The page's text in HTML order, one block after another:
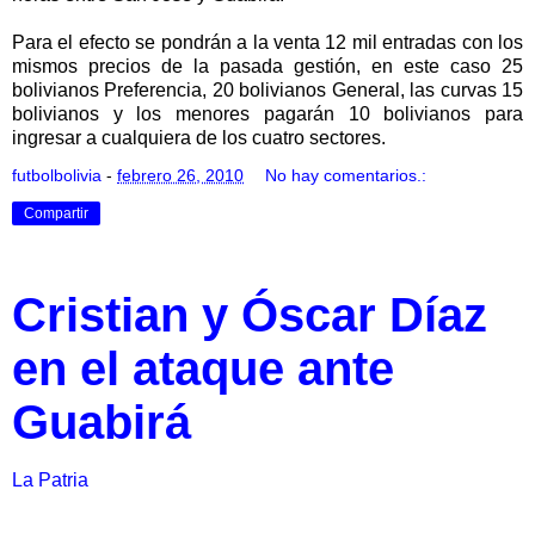
Para el efecto se pondrán a la venta 12 mil entradas con los
mismos precios de la pasada gestión, en este caso 25
bolivianos Preferencia, 20 bolivianos General, las curvas 15
bolivianos y los menores pagarán 10 bolivianos para
ingresar a cualquiera de los cuatro sectores.
futbolbolivia - febrero 26, 2010 No hay comentarios.:
Compartir
Cristian y Óscar Díaz
en el ataque ante
Guabirá
La Patria